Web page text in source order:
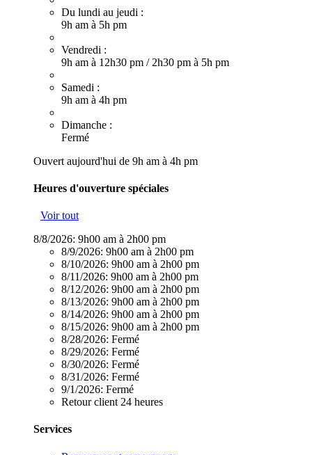
Du lundi au jeudi :
9h am à 5h pm
Vendredi :
9h am à 12h30 pm / 2h30 pm à 5h pm
Samedi :
9h am à 4h pm
Dimanche :
Fermé
Ouvert aujourd'hui de 9h am à 4h pm
Heures d'ouverture spéciales
Voir tout
8/8/2026: 9h00 am à 2h00 pm
8/9/2026: 9h00 am à 2h00 pm
8/10/2026: 9h00 am à 2h00 pm
8/11/2026: 9h00 am à 2h00 pm
8/12/2026: 9h00 am à 2h00 pm
8/13/2026: 9h00 am à 2h00 pm
8/14/2026: 9h00 am à 2h00 pm
8/15/2026: 9h00 am à 2h00 pm
8/28/2026: Fermé
8/29/2026: Fermé
8/30/2026: Fermé
8/31/2026: Fermé
9/1/2026: Fermé
Retour client 24 heures
Services